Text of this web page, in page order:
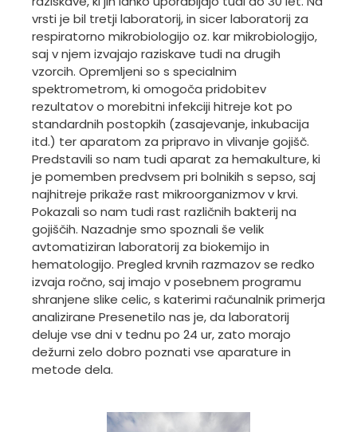
vrsti je bil tretji laboratorij, in sicer laboratorij za
respiratorno mikrobiologijo oz. kar mikrobiologijo,
saj v njem izvajajo raziskave tudi na drugih
vzorcih. Opremljeni so s specialnim
spektrometrom, ki omogoča pridobitev
rezultatov o morebitni infekciji hitreje kot po
standardnih postopkih (zasajevanje, inkubacija
itd.) ter aparatom za pripravo in vlivanje gojišč.
Predstavili so nam tudi aparat za hemakulture, ki
je pomemben predvsem pri bolnikih s sepso, saj
najhitreje prikaže rast mikroorganizmov v krvi.
Pokazali so nam tudi rast različnih bakterij na
gojiščih. Nazadnje smo spoznali še velik
avtomatiziran laboratorij za biokemijo in
hematologijo. Pregled krvnih razmazov se redko
izvaja ročno, saj imajo v posebnem programu
shranjene slike celic, s katerimi računalnik primerja
analizirane Presenetilo nas je, da laboratorij
deluje vse dni v tednu po 24 ur, zato morajo
dežurni zelo dobro poznati vse aparature in
metode dela.